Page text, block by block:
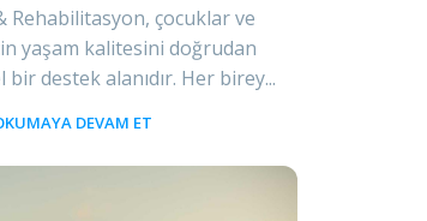
Rehabilitasyon, çocuklar ve
yaşam kalitesini doğrudan
destek alanıdır. Her birey...
DEVAM ET